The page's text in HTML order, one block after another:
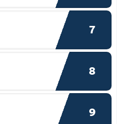
7
8
9